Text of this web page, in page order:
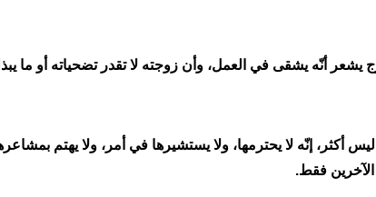
أنّه يشقى في العمل، وأن زوجته لا تقدر تضحياته أو ما
أكثر، إنّه لا يحترمها، ولا يستشيرها في أمر، ولا يهتم
الآخرين فقط.